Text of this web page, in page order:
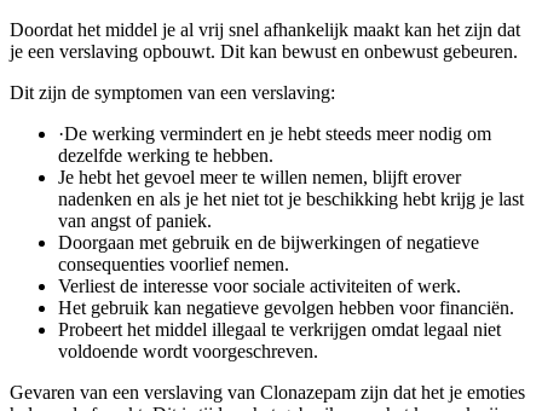
Doordat het middel je al vrij snel afhankelijk maakt kan het zijn dat
je een verslaving opbouwt. Dit kan bewust en onbewust gebeuren.
Dit zijn de symptomen van een verslaving:
·De werking vermindert en je hebt steeds meer nodig om
dezelfde werking te hebben.
Je hebt het gevoel meer te willen nemen, blijft erover
nadenken en als je het niet tot je beschikking hebt krijg je last
van angst of paniek.
Doorgaan met gebruik en de bijwerkingen of negatieve
consequenties voorlief nemen.
Verliest de interesse voor sociale activiteiten of werk.
Het gebruik kan negatieve gevolgen hebben voor financiën.
Probeert het middel illegaal te verkrijgen omdat legaal niet
voldoende wordt voorgeschreven.
Gevaren van een verslaving van Clonazepam zijn dat het je emoties